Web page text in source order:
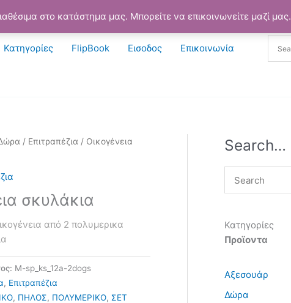
στο κατάστημα μας. Μπορείτε να επικοινωνείτε μαζί μας.
Κατηγορίες FlipBook Εισοδος Επικοινωνία
/ Επιτραπέζια / Οικογένεια
σκυλάκια
από 2 πολυμερικα
M-sp_ks_12a-2dogs
, Επιτραπέζια
, ΠΗΛΟΣ, ΠΟΛΥΜΕΡΙΚΟ, ΣΕΤ
Search…
Κατηγορίες
Προϊοντα
Αξεσουάρ
Δώρα